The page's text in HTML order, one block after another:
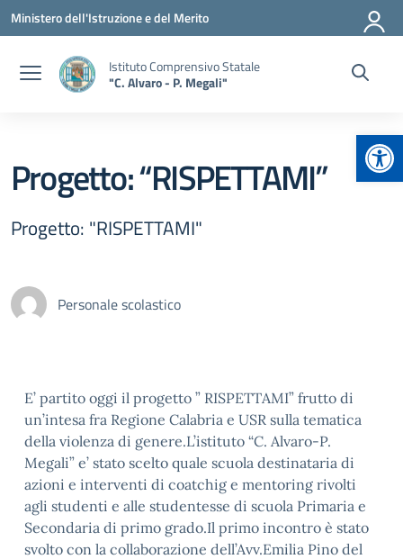
Vai ai contenuti
Vai al menu di navigazione
Vai al footer
Ministero dell'Istruzione e del Merito
Istituto Comprensivo Statale
"C. Alvaro - P. Megali"
Progetto: “RISPETTAMI”
Progetto: "RISPETTAMI"
Personale scolastico
E’ partito oggi il progetto ” RISPETTAMI” frutto di
un’intesa fra Regione Calabria e USR sulla tematica
della violenza di genere.L’istituto “C. Alvaro-P.
Megali” e’ stato scelto quale scuola destinataria di
azioni e interventi di coatchig e mentoring rivolti
agli studenti e alle studentesse di scuola Primaria e
Secondaria di primo grado.Il primo incontro è stato
svolto con la collaborazione dell’Avv.Emilia Pino del